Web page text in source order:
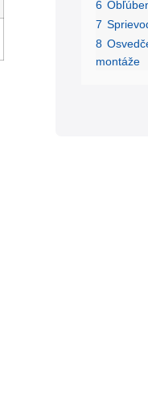
6
7
8
montáže